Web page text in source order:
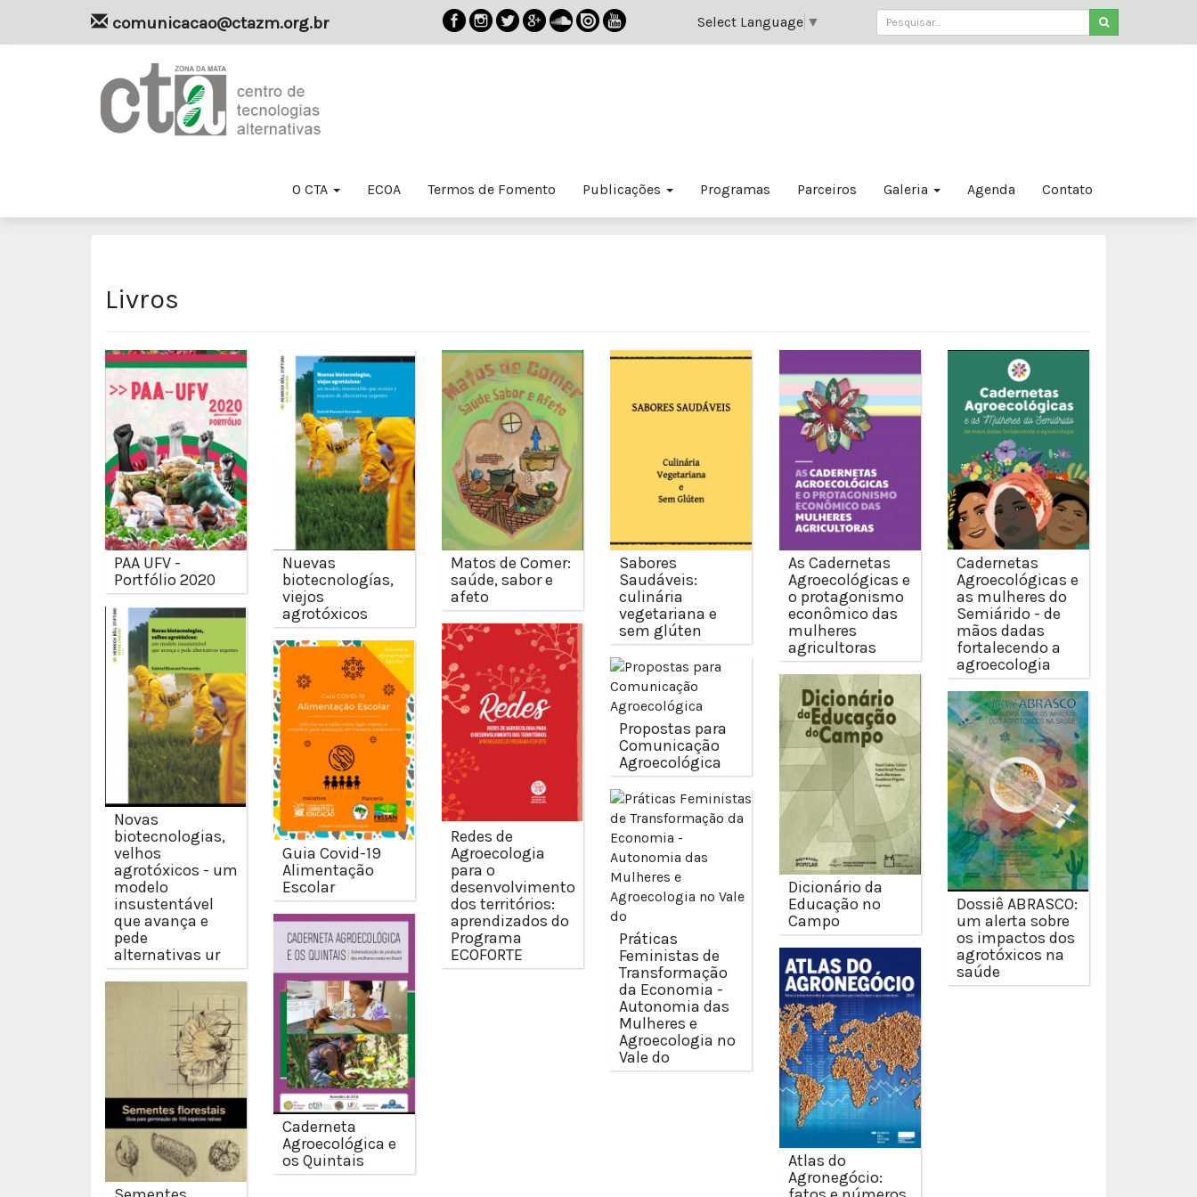
comunicacao@ctazm.org.br Select Language ▼
O CTA ECOA Termos de Fomento Publicações Programas Parceiros Galeria Agenda Contato
Livros
PAA UFV -
Portfólio 2020
Nuevas
biotecnologías,
viejos
agrotóxicos
Matos de Comer:
saúde, sabor e
afeto
Sabores
Saudáveis:
culinária
vegetariana e
sem glúten
As Cadernetas
Agroecológicas e
o protagonismo
econômico das
mulheres
agricultoras
Cadernetas
Agroecológicas e
as mulheres do
Semiárido - de
mãos dadas
fortalecendo a
agroecologia
Novas
biotecnologias,
velhos
agrotóxicos - um
modelo
insustentável
que avança e
pede
alternativas ur
Redes de
Agroecologia
para o
desenvolvimento
dos territórios:
aprendizados do
Programa
ECOFORTE
Guia Covid-19
Alimentação
Escolar
Propostas para
Comunicação
Agroecológica
Dicionário da
Educação no
Campo
Dossiê ABRASCO:
um alerta sobre
os impactos dos
agrotóxicos na
saúde
Práticas
Feministas de
Transformação
da Economia -
Autonomia das
Mulheres e
Agroecologia no
Vale do
Caderneta
Agroecológica e
os Quintais
Atlas do
Agronegócio: